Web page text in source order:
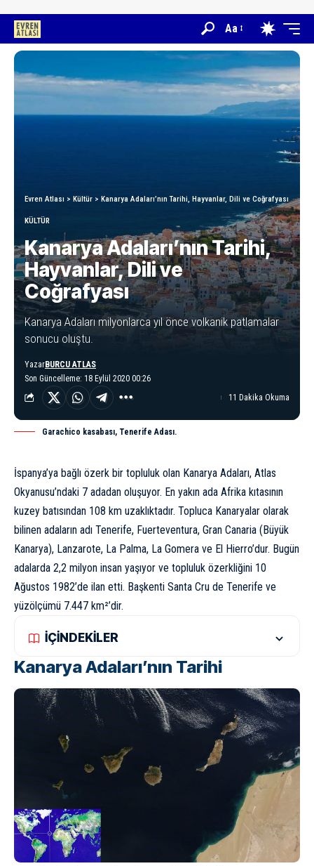
Aa
Evren Atlası > Kültür > Kanarya Adaları’nın Tarihi, Hayvanlar, Dili ve Coğrafyası
KÜLTÜR
Kanarya Adaları’nın Tarihi,
Hayvanlar, Dili ve
Coğrafyası
Kanarya Adaları milyonlarca yıl önce volkanik patlamalar
sonucu oluştu.
Son Güncelleme: 18 Eylül 2020 00:26
YazarBURCU ATLAS
11 Dakika Okuma
Garachico kasabası, Tenerife Adası.
İspanya’ya bağlı özerk bir topluluk olan Kanarya Adaları, Atlas
Okyanusu’ndaki 7 adadan oluşuyor. En yakın ada Afrika kıtasının
kuzey batısından 108 km uzaklıktadır. Topluca Kanaryalar olarak
bilinen adaların adı Tenerife, Fuerteventura, Gran Canaria (Büyük
Kanarya), Lanzarote, La Palma, La Gomera ve El Hierro’dur. Bugün
adalarda 2,2 milyon insan yaşıyor ve topluluk özerkliğini 10
Ağustos 1982’de ilan etti. Başkenti Santa Cru de Tenerife ve
yüzölçümü 7.447 km²’dir.
İÇİNDEKİLER
Kanarya Adaları’nın Tarihi